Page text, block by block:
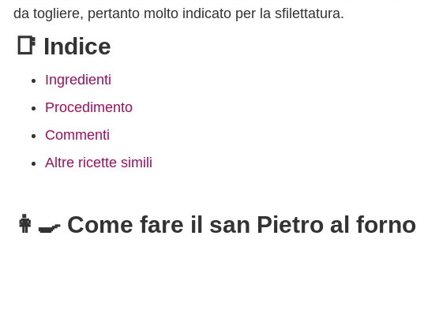
da togliere, pertanto molto indicato per la sfilettatura.
📑 Indice
Ingredienti
Procedimento
Commenti
Altre ricette simili
👩‍🍳 Come fare il san Pietro al forno